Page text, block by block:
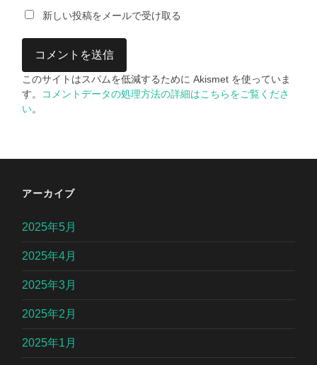
新しい投稿をメールで受け取る
このサイトはスパムを低減するために Akismet を使っていま
す。
コメントデータの処理方法の詳細はこちらをご覧くださ
い。
アーカイブ
2025年5月
2025年4月
2025年3月
2025年2月
2025年1月